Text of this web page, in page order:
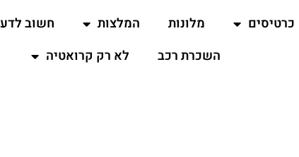
כרטיסים מלונות המלצות חשוב
השכרת רכב
לא רק קרואטיה